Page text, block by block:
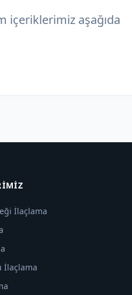
içeriklerimiz aşağıda
İlaçlama
İlaçlama